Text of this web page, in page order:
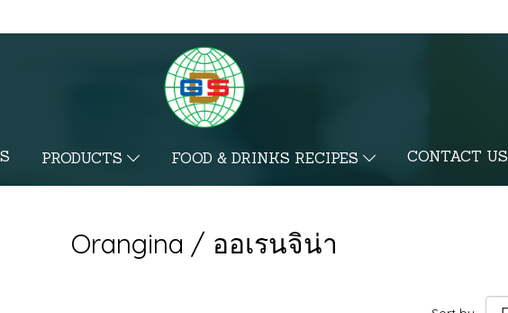
PRODUCTS FOOD & DRINKS RECIPES CONTACT US
Orangina / ออเรนจิน่า